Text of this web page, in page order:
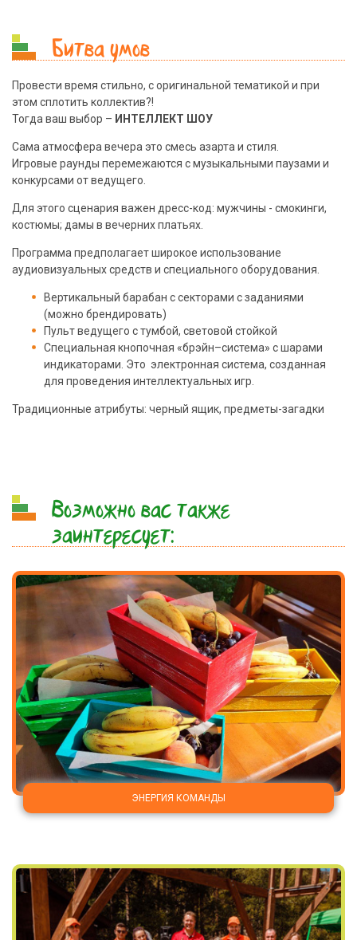
Битва умов
Провести время стильно, с оригинальной тематикой и при
этом сплотить коллектив?!
Тогда ваш выбор – ИНТЕЛЛЕКТ ШОУ
Сама атмосфера вечера это смесь азарта и стиля.
Игровые раунды перемежаются с музыкальными паузами и
конкурсами от ведущего.
Для этого сценария важен дресс-код: мужчины - смокинги,
костюмы; дамы в вечерних платьях.
Программа предполагает широкое использование
аудиовизуальных средств и специального оборудования.
Вертикальный барабан с секторами с заданиями
(можно брендировать)
Пульт ведущего с тумбой, световой стойкой
Специальная кнопочная «брэйн–система» с шарами
индикаторами. Это электронная система, созданная
для проведения интеллектуальных игр.
Традиционные атрибуты: черный ящик, предметы-загадки
Возможно вас также
заинтересует:
ЭНЕРГИЯ КОМАНДЫ